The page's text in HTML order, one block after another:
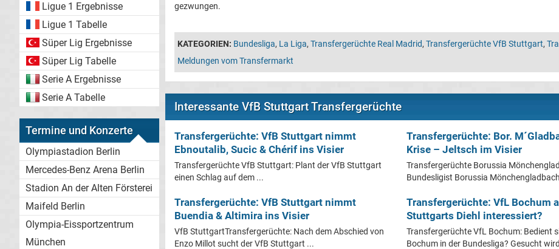
Ligue 1 Ergebnisse
Ligue 1 Tabelle
Süper Lig Ergebnisse
Süper Lig Tabelle
Serie A Ergebnisse
Serie A Tabelle
Termine und Konzerte
Olympiastadion Berlin
Mercedes-Benz Arena Berlin
Stadion An der Alten Försterei
Maifeld Berlin
Olympia-Eissportzentrum
München
gezwungen.
KATEGORIEN: Bundesliga, La Liga, Transfergerüchte Real Madrid, Transfergerüchte VfB Stuttgart,
Meldungen vom Transfermarkt
Interessante VfB Stuttgart Transfergerüchte
Transfergerüchte: VfB Stuttgart nimmt
Ebnoutalib, Sucic & Chérif ins Visier
Transfergerüchte VfB Stuttgart: Plant der VfB Stuttgart
einen Schlag auf dem ...
Transfergerüchte: Bor.
Krise – Jeltsch im Visier
Transfergerüchte Borussia
Bundesligist Borussia
Transfergerüchte: VfB Stuttgart nimmt
Buendia & Altimira ins Visier
VfB StuttgartTransfergerüchte: Nach dem Abschied von
Enzo Millot sucht der VfB Stuttgart ...
Transfergerüchte: VfL Bochum
Stuttgarts Diehl interessiert?
Transfergerüchte VfL Bochum: Bedient
Bochum in der Bundesliga? Gesucht